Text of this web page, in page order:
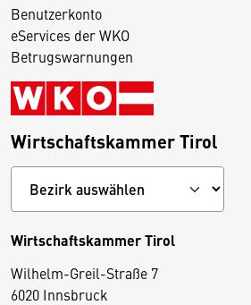
Benutzerkonto
eServices der WKO
Betrugswarnungen
Wirtschaftskammer Tirol
Wirtschaftskammer Tirol
Wilhelm-Greil-Straße 7
6020 Innsbruck
D